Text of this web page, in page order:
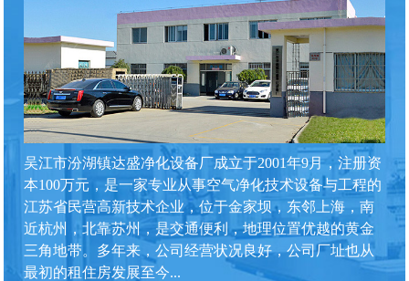
吴江市汾湖镇达盛净化设备厂成立于2001年9月，注册资
本100万元，是一家专业从事空气净化技术设备与工程的
江苏省民营高新技术企业，位于金家坝，东邻上海，南
近杭州，北靠苏州，是交通便利，地理位置优越的黄金
三角地带。多年来，公司经营状况良好，公司厂址也从
最初的租住房发展至今...